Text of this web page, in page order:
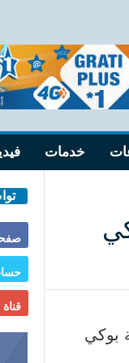
خدمات
بوكي